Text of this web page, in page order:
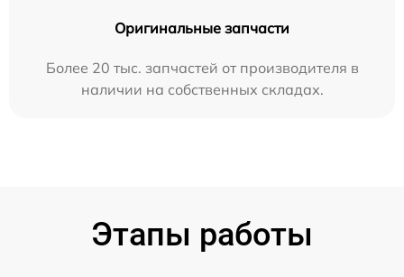
Оригинальные запчасти
Более 20 тыс. запчастей от производителя в
наличии на собственных складах.
Этапы работы